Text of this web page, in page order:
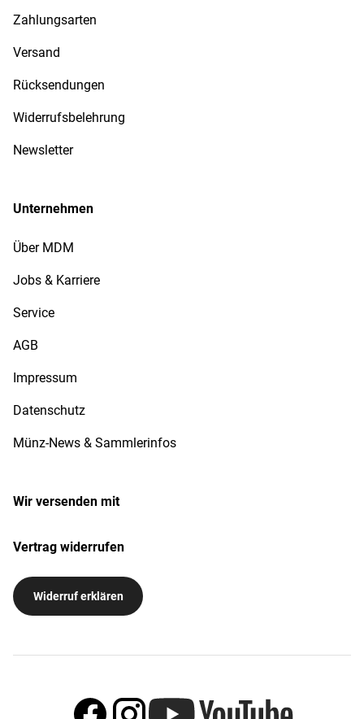
Zahlungsarten
Versand
Rücksendungen
Widerrufsbelehrung
Newsletter
Unternehmen
Über MDM
Jobs & Karriere
Service
AGB
Impressum
Datenschutz
Münz-News & Sammlerinfos
Wir versenden mit
Vertrag widerrufen
Widerruf erklären